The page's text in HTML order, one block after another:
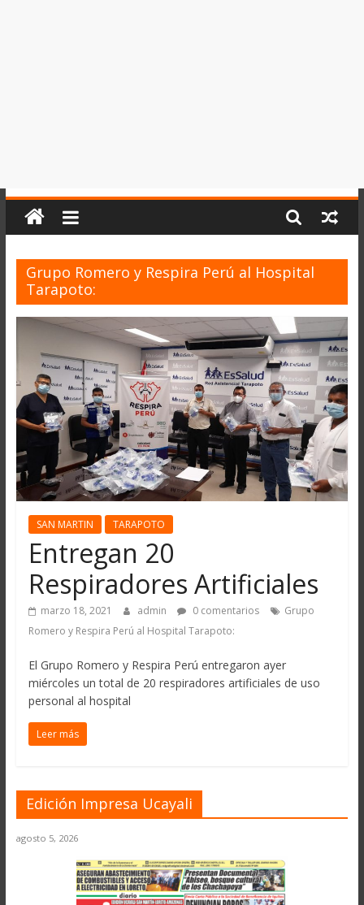
Grupo Romero y Respira Perú al Hospital
Tarapoto:
SAN MARTIN TARAPOTO
Entregan 20
Respiradores Artificiales
marzo 18, 2021 admin 0 comentarios
Grupo
Romero y Respira Perú al Hospital Tarapoto:
El Grupo Romero y Respira Perú entregaron ayer
miércoles un total de 20 respiradores artificiales de uso
personal al hospital
Leer más
Edición Impresa Ucayali
agosto 5, 2026